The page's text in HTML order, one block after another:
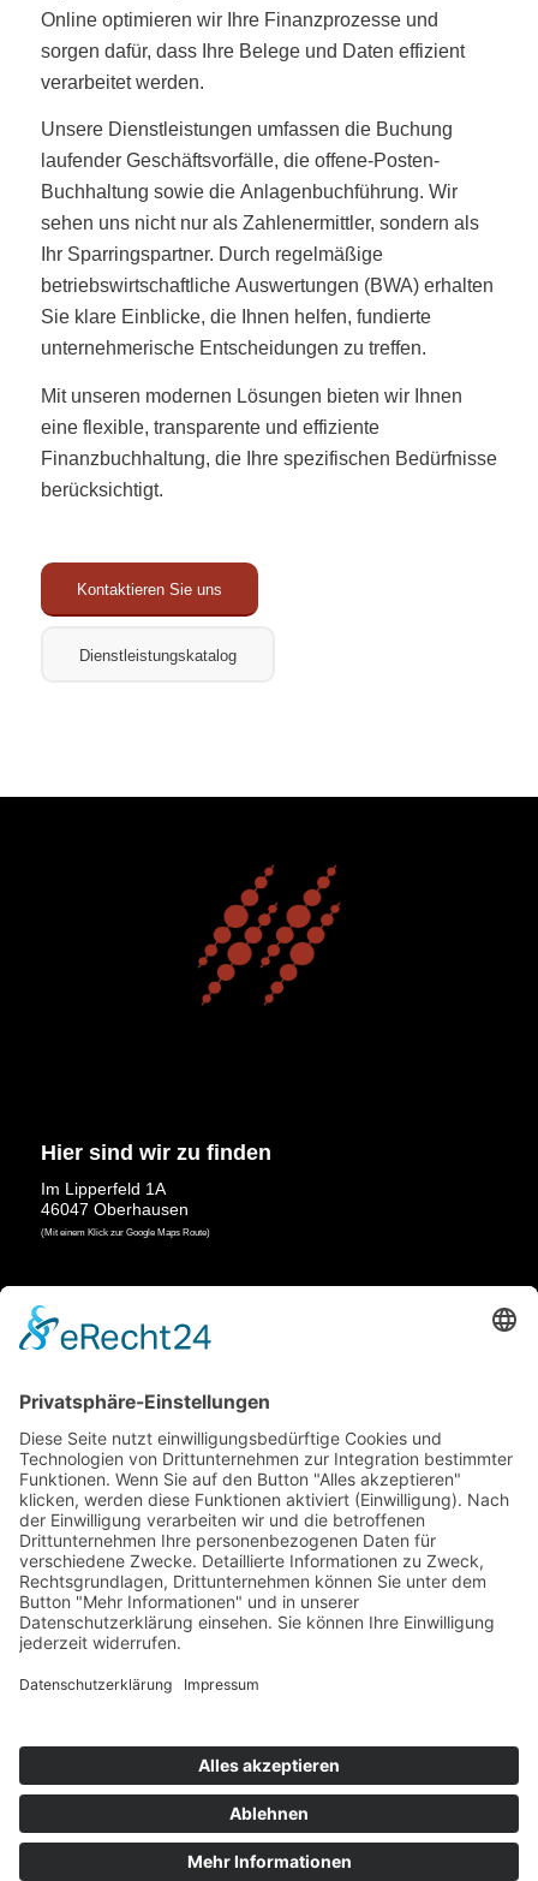
Online optimieren wir Ihre Finanzprozesse und
sorgen dafür, dass Ihre Belege und Daten effizient
verarbeitet werden.
Unsere Dienstleistungen umfassen die Buchung
laufender Geschäftsvorfälle, die offene-Posten-
Buchhaltung sowie die Anlagenbuchführung. Wir
sehen uns nicht nur als Zahlenermittler, sondern als
Ihr Sparringspartner. Durch regelmäßige
betriebswirtschaftliche Auswertungen (BWA) erhalten
Sie klare Einblicke, die Ihnen helfen, fundierte
unternehmerische Entscheidungen zu treffen.
Mit unseren modernen Lösungen bieten wir Ihnen
eine flexible, transparente und effiziente
Finanzbuchhaltung, die Ihre spezifischen Bedürfnisse
berücksichtigt.
Kontaktieren Sie uns
Dienstleistungskatalog
Hier sind wir zu finden
Im Lipperfeld 1A
46047 Oberhausen
(Mit einem Klick zur Google Maps Route)
0208 – 3099 29 0
Fax: 0208 – 3099 29 10
Unsere Sprechzeiten
Mo-Fr: 9:00-14:00
Sa – So: geschlossen
Persönliche Termine nur mit vorheriger Absprache.
© Schwarz Steuerberatung